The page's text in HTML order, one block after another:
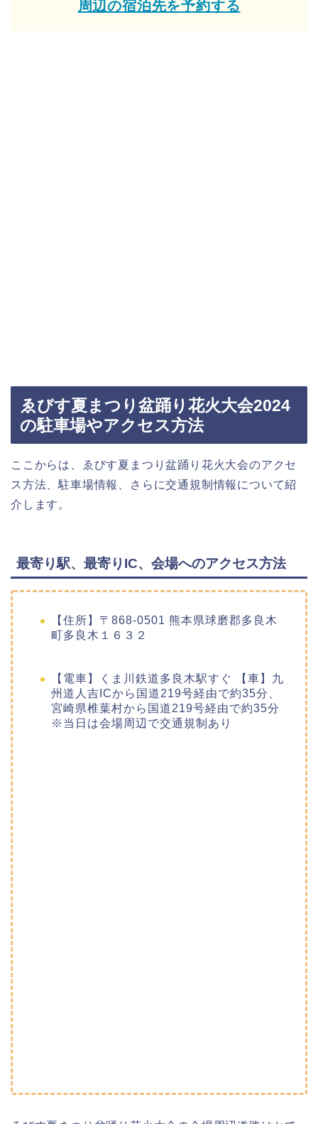
周辺の宿泊先を予約する
ゑびす夏まつり盆踊り花火大会2024
の駐車場やアクセス方法
ここからは、ゑびす夏まつり盆踊り花火大会のアクセ
ス方法、駐車場情報、さらに交通規制情報について紹
介します。
最寄り駅、最寄りIC、会場へのアクセス方法
【住所】〒868-0501 熊本県球磨郡多良木
町多良木１６３２
【電車】くま川鉄道多良木駅すぐ 【車】九
州道人吉ICから国道219号経由で約35分、
宮崎県椎葉村から国道219号経由で約35分
※当日は会場周辺で交通規制あり